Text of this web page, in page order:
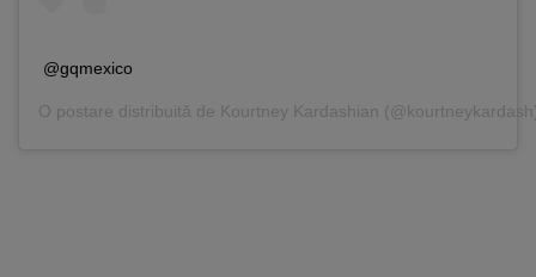
@gqmexico
O postare distribuită de Kourtney Kardashian